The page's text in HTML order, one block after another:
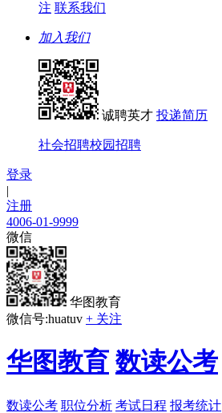
注 联系我们
加入我们
诚聘英才 投递简历
社会招聘校园招聘
登录
|
注册
4006-01-9999
微信
华图教育
微信号:huatuv + 关注
华图教育 数读公考
数读公考 职位分析 考试日程 报考统计